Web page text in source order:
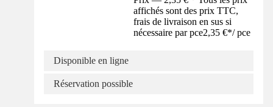
affichés sont des prix TTC,
frais de livraison en sus si
nécessaire par pce2,35 €*/ pce
Disponible en ligne
Réservation possible